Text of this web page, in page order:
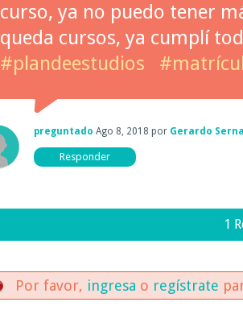
curso, ya no puedo tener
queda cursos, ya cumplí
#plandeestudios
preguntado Ago 8, 2018 por Gerardo Serna
1
Por favor, ingresa o regístrate